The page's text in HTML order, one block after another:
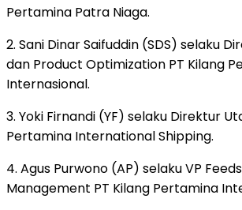
Pertamina Patra Niaga.
2. Sani Dinar Saifuddin (SDS) selaku
dan Product Optimization PT Kilang
Internasional.
3. Yoki Firnandi (YF) selaku Direktur
Pertamina International Shipping.
4. Agus Purwono (AP) selaku VP
Management PT Kilang Pertamina